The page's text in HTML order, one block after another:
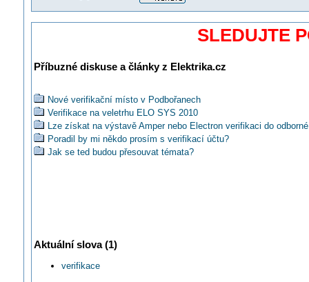
SLEDUJTE
Příbuzné diskuse a články z Elektrika.cz
Nové verifikační místo v Podbořanech
Verifikace na veletrhu ELO SYS 2010
Lze získat na výstavě Amper nebo Electron verifikaci do
Poradil by mi někdo prosím s verifikací účtu?
Jak se ted budou přesouvat témata?
Aktuální slova (1)
verifikace